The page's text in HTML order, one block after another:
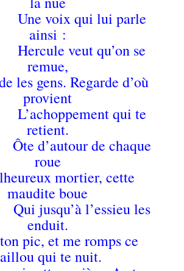
qui lui parle
ainsi :
veut qu’on se
remue,
les gens. Regarde d’où
provient
qui te
retient.
de chaque
roue
mortier, cette
maudite boue
l’essieu les
enduit.
pic, et me romps ce
qui te nuit.